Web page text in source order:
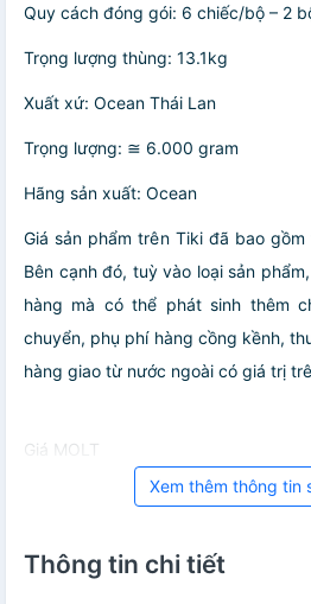
Quy cách đóng gói: 6 chiếc/bộ – 2
Trọng lượng thùng: 13.1kg
Xuất xứ: Ocean Thái Lan
Trọng lượng: ≅ 6.000 gram
Hãng sản xuất: Ocean
Giá sản phẩm trên Tiki đã bao
Bên cạnh đó, tuỳ vào loại sản
hàng mà có thể phát sinh thêm
chuyển, phụ phí hàng cồng kềnh,
hàng giao từ nước ngoài có giá trị
Giá MOLT
Xem thêm thông tin
Thông tin chi tiết